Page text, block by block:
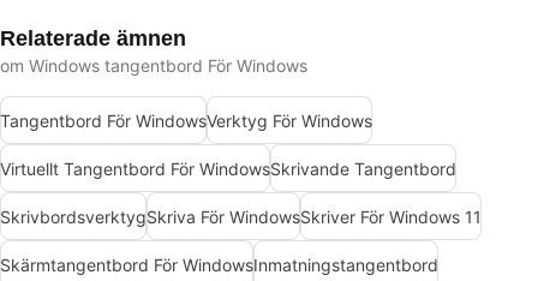
Relaterade ämnen
om Windows tangentbord För Windows
Tangentbord För WindowsVerktyg För Windows
Virtuellt Tangentbord För WindowsSkrivande Tangentbord
SkrivbordsverktygSkriva För WindowsSkriver För Windows 11
Skärmtangentbord För WindowsInmatningstangentbord